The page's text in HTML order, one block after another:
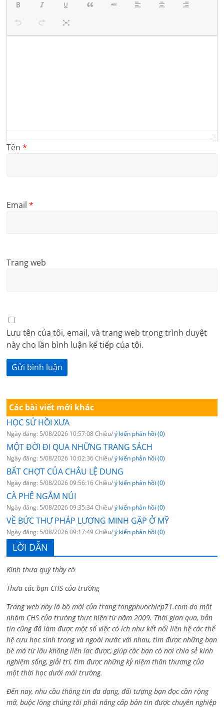
Tên*
Email*
Trang web
Lưu tên của tôi, email, và trang web trong trình duyệt
này cho lần bình luận kế tiếp của tôi.
Các bài viết mới khác
HỌC SỬ HỒI XƯA
Ngày đăng: 5/08/2026 10:57:08 Chiều/ý kiến phản hồi (0)
MỘT ĐỜI ĐI QUA NHỮNG TRANG SÁCH
Ngày đăng: 5/08/2026 10:02:36 Chiều/ý kiến phản hồi (0)
BẤT CHỢT CỦA CHÂU LỆ DUNG
Ngày đăng: 5/08/2026 09:56:16 Chiều/ý kiến phản hồi (0)
CÀ PHÊ NGẮM NÚI
Ngày đăng: 5/08/2026 09:35:34 Chiều/ý kiến phản hồi (0)
VỀ BỨC THƯ PHÁP LƯƠNG MINH GẶP Ở MỸ
Ngày đăng: 5/08/2026 09:17:49 Chiều/ý kiến phản hồi (0)
LỜI DẪN
Kính thưa quý thầy cô
Thưa các bạn CHS của trường
Trang web này là bộ mới của trang tongphuochiep71.com do một
nhóm CHS của trường thực hiện từ năm 2009. Thời gian qua, bản
tin cũng đã làm được một số việc có ích như kết nối liên hệ các thế
hệ cựu học sinh trong và ngoài nước với nhau, tìm được những bạn
bè mà từ lâu không liên lạc được, giúp các bạn có nơi chia sẻ kinh
nghiệm sống, giải trí, tìm được những kỷ niệm thân thương của
một thời học dưới mái trường.
Đến nay, nhu cầu thông tin đa dạng, đối tượng bạn đọc cần rộng
mở, buộc lòng chúng tôi phải nâng cấp bản tin được chuyên nghiệp